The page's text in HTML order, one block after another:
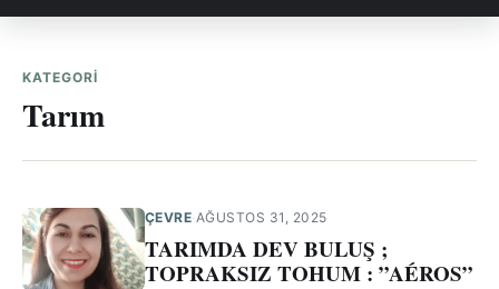
KATEGORI
Tarım
ÇEVRE·AĞUSTOS 31, 2025
TARIMDA DEV BULUŞ ;
TOPRAKSIZ TOHUM : ”AÉROS”